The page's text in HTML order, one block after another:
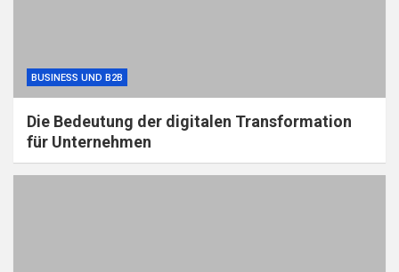
BUSINESS UND B2B
Die Bedeutung der digitalen Transformation
für Unternehmen